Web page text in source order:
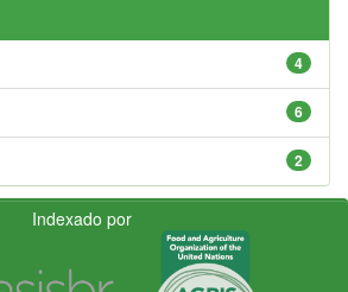
4
6
2
Indexado por